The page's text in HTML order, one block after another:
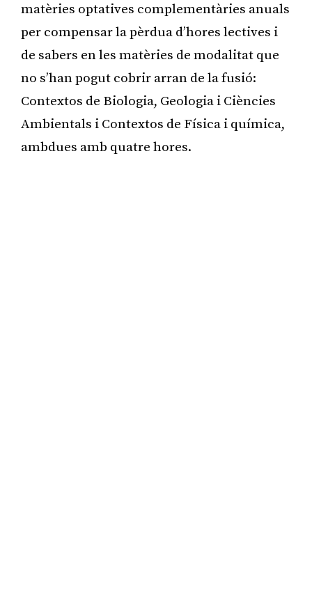
matèries optatives complementàries anuals
per compensar la pèrdua d’hores lectives i
de sabers en les matèries de modalitat que
no s’han pogut cobrir arran de la fusió:
Contextos de Biologia, Geologia i Ciències
Ambientals i Contextos de Física i química,
ambdues amb quatre hores.